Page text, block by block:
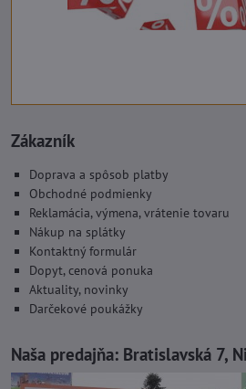
Zákazník
Doprava a spôsob platby
Obchodné podmienky
Reklamácia, výmena, vrátenie tovaru
Nákup na splátky
Kontaktný formulár
Dopyt, cenová ponuka
Aktuality, novinky
Darčekové poukážky
Naša predajňa: Bratislavská 7,